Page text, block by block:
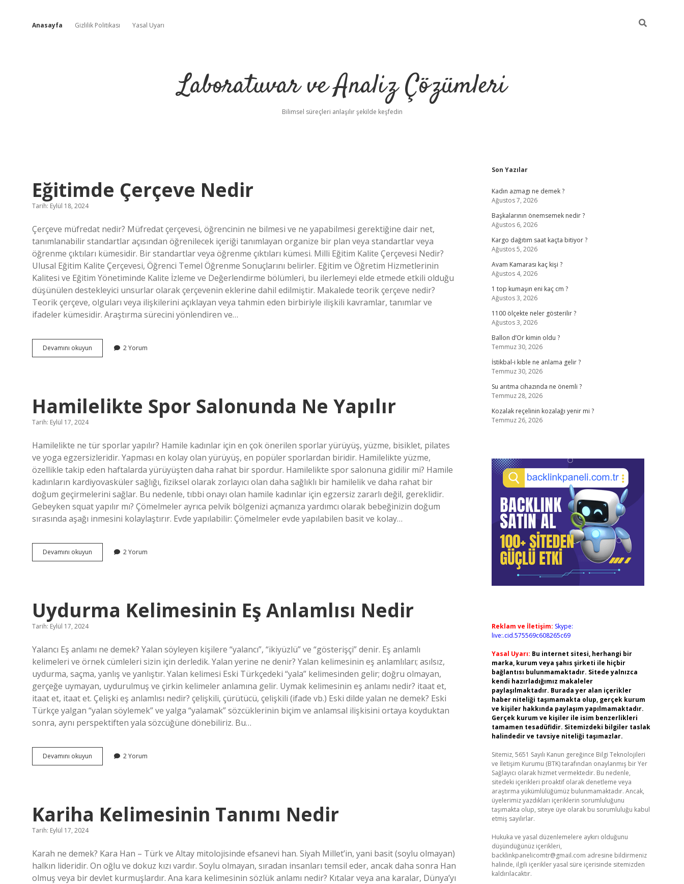
Anasayfa Gizlilik Politikası Yasal Uyarı
Laboratuvar ve Analiz Çözümleri
Bilimsel süreçleri anlaşılır şekilde keşfedin
Laboratuvar
ve
Analiz
Çözümleri
Yazılar
Eğitimde Çerçeve Nedir
Tarih: Eylül 18, 2024
Çerçeve müfredat nedir? Müfredat çerçevesi, öğrencinin ne bilmesi ve ne yapabilmesi gerektiğine dair net,
tanımlanabilir standartlar açısından öğrenilecek içeriği tanımlayan organize bir plan veya standartlar veya
öğrenme çıktıları kümesidir. Bir standartlar veya öğrenme çıktıları kümesi. Milli Eğitim Kalite Çerçevesi Nedir?
Ulusal Eğitim Kalite Çerçevesi, Öğrenci Temel Öğrenme Sonuçlarını belirler. Eğitim ve Öğretim Hizmetlerinin
Kalitesi ve Eğitim Yönetiminde Kalite İzleme ve Değerlendirme bölümleri, bu ilerlemeyi elde etmede etkili olduğu
düşünülen destekleyici unsurlar olarak çerçevenin eklerine dahil edilmiştir. Makalede teorik çerçeve nedir?
Teorik çerçeve, olguları veya ilişkilerini açıklayan veya tahmin eden birbiriyle ilişkili kavramlar, tanımlar ve
ifadeler kümesidir. Araştırma sürecini yönlendiren ve…
Devamını okuyun Eğitimde
Çerçeve
2 Yorum
Hamilelikte Spor Salonunda Ne Yapılır
Tarih: Eylül 17, 2024
Hamilelikte ne tür sporlar yapılır? Hamile kadınlar için en çok önerilen sporlar yürüyüş, yüzme, bisiklet, pilates
ve yoga egzersizleridir. Yapması en kolay olan yürüyüş, en popüler sporlardan biridir. Hamilelikte yüzme,
özellikle takip eden haftalarda yürüyüşten daha rahat bir spordur. Hamilelikte spor salonuna gidilir mi? Hamile
kadınların kardiyovasküler sağlığı, fiziksel olarak zorlayıcı olan daha sağlıklı bir hamilelik ve daha rahat bir
doğum geçirmelerini sağlar. Bu nedenle, tıbbi onayı olan hamile kadınlar için egzersiz zararlı değil, gereklidir.
Gebeyken squat yapılır mı? Çömelmeler ayrıca pelvik bölgenizi açmanıza yardımcı olarak bebeğinizin doğum
sırasında aşağı inmesini kolaylaştırır. Evde yapılabilir: Çömelmeler evde yapılabilen basit ve kolay…
Devamını okuyun Hamilelikte
Spor
2 Yorum
Uydurma Kelimesinin Eş Anlamlısı Nedir
Tarih: Eylül 17, 2024
Yalancı Eş anlamı ne demek? Yalan söyleyen kişilere “yalancı”, “ikiyüzlü” ve “gösterişçi” denir. Eş anlamlı
kelimeleri ve örnek cümleleri sizin için derledik. Yalan yerine ne denir? Yalan kelimesinin eş anlamlıları; asılsız,
uydurma, saçma, yanlış ve yanlıştır. Yalan kelimesi Eski Türkçedeki “yala” kelimesinden gelir; doğru olmayan,
gerçeğe uymayan, uydurulmuş ve çirkin kelimeler anlamına gelir. Uymak kelimesinin eş anlamı nedir? itaat et,
itaat et, itaat et. Çelişki eş anlamlısı nedir? çelişkili, çürütücü, çelişkili (ifade vb.) Eski dilde yalan ne demek? Eski
Türkçe yalgan “yalan söylemek” ve yalga “yalamak” sözcüklerinin biçim ve anlamsal ilişkisini ortaya koyduktan
sonra, aynı perspektiften yala sözcüğüne dönebiliriz. Bu…
Devamını okuyun Uydurma
Kelimesinin
2 Yorum
Kariha Kelimesinin Tanımı Nedir
Tarih: Eylül 17, 2024
Karah ne demek? Kara Han – Türk ve Altay mitolojisinde efsanevi han. Siyah Millet’in, yani basit (soylu olmayan)
halkın lideridir. On oğlu ve dokuz kızı vardır. Soylu olmayan, sıradan insanları temsil eder, ancak daha sonra Han
olmuş veya bir devlet kurmuşlardır. Ana kara kelimesinin sözlük anlamı nedir? Kıtalar veya ana karalar, Dünya’yı
Sidebar
Son Yazılar
Kadın azmagı ne demek ?
Ağustos 7, 2026
Başkalarının önemsemek nedir ?
Ağustos 6, 2026
Kargo dağıtım saat kaçta bitiyor ?
Ağustos 5, 2026
Avam Kamarası kaç kişi ?
Ağustos 4, 2026
1 top kumaşın eni kaç cm ?
Ağustos 3, 2026
1100 ölçekte neler gösterilir ?
Ağustos 3, 2026
Ballon d’Or kimin oldu ?
Temmuz 30, 2026
İstikbal-i kıble ne anlama gelir ?
Temmuz 30, 2026
Su arıtma cihazında ne önemli ?
Temmuz 28, 2026
Kozalak reçelinin kozalağı yenir mi ?
Temmuz 26, 2026
Reklam ve İletişim: Skype:
live:.cid.575569c608265c69
Yasal Uyarı: Bu internet sitesi, herhangi bir
marka, kurum veya şahıs şirketi ile hiçbir
bağlantısı bulunmamaktadır. Sitede yalnızca
kendi hazırladığımız makaleler
paylaşılmaktadır. Burada yer alan içerikler
haber niteliği taşımamakta olup, gerçek kurum
ve kişiler hakkında paylaşım yapılmamaktadır.
Gerçek kurum ve kişiler ile isim benzerlikleri
tamamen tesadüfidir. Sitemizdeki bilgiler taslak
halindedir ve tavsiye niteliği taşımazlar.
Sitemiz, 5651 Sayılı Kanun gereğince Bilgi Teknolojileri
ve İletişim Kurumu (BTK) tarafından onaylanmış bir Yer
Sağlayıcı olarak hizmet vermektedir. Bu nedenle,
sitedeki içerikleri proaktif olarak denetleme veya
araştırma yükümlülüğümüz bulunmamaktadır. Ancak,
üyelerimiz yazdıkları içeriklerin sorumluluğunu
taşımakta olup, siteye üye olarak bu sorumluluğu kabul
etmiş sayılırlar.
Hukuka ve yasal düzenlemelere aykırı olduğunu
düşündüğünüz içerikleri,
backlinkpanelicomtr@gmail.com adresine bildirmeniz
halinde, ilgili içerikler yasal süre içerisinde sitemizden
kaldırılacaktır.